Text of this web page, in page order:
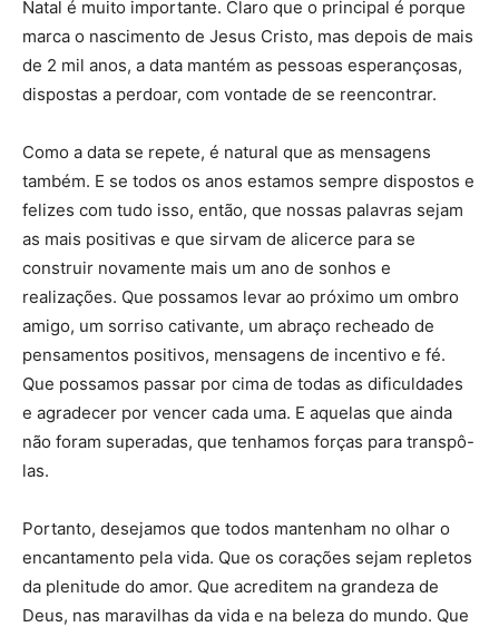
Natal é muito importante. Claro que o principal é porque
marca o nascimento de Jesus Cristo, mas depois de mais
de 2 mil anos, a data mantém as pessoas esperançosas,
dispostas a perdoar, com vontade de se reencontrar.
Como a data se repete, é natural que as mensagens
também. E se todos os anos estamos sempre dispostos e
felizes com tudo isso, então, que nossas palavras sejam
as mais positivas e que sirvam de alicerce para se
construir novamente mais um ano de sonhos e
realizações. Que possamos levar ao próximo um ombro
amigo, um sorriso cativante, um abraço recheado de
pensamentos positivos, mensagens de incentivo e fé.
Que possamos passar por cima de todas as dificuldades
e agradecer por vencer cada uma. E aquelas que ainda
não foram superadas, que tenhamos forças para transpô-
las.
Portanto, desejamos que todos mantenham no olhar o
encantamento pela vida. Que os corações sejam repletos
da plenitude do amor. Que acreditem na grandeza de
Deus, nas maravilhas da vida e na beleza do mundo. Que